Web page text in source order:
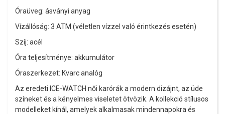
Óraüveg: ásványi anyag
Vízállóság: 3 ATM (véletlen vízzel való érintkezés esetén)
Szíj: acél
Óra teljesítménye: akkumulátor
Óraszerkezet: Kvarc analóg
Az eredeti ICE-WATCH női karórák a modern dizájnt, az üde
színeket és a kényelmes viseletet ötvözik. A kollekció stílusos
modelleket kínál, amelyek alkalmasak mindennapokra és